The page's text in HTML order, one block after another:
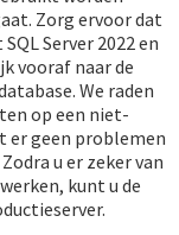
Zorg ervoor dat
Server 2022 en
vooraf naar de
We raden
op een niet-
er geen problemen
u er zeker van
kunt u de